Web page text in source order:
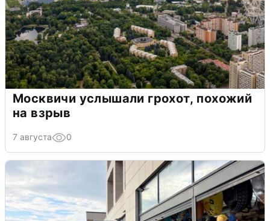
Москвичи услышали грохот, похожий
на взрыв
7 августа 0